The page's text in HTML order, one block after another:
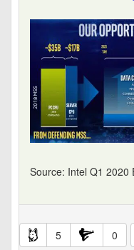
Source: Intel Q1 2020
5
0